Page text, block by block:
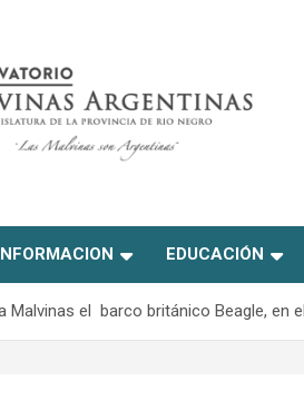
–
EDUCACIÓN
Malvinas el barco británico Beagle, en